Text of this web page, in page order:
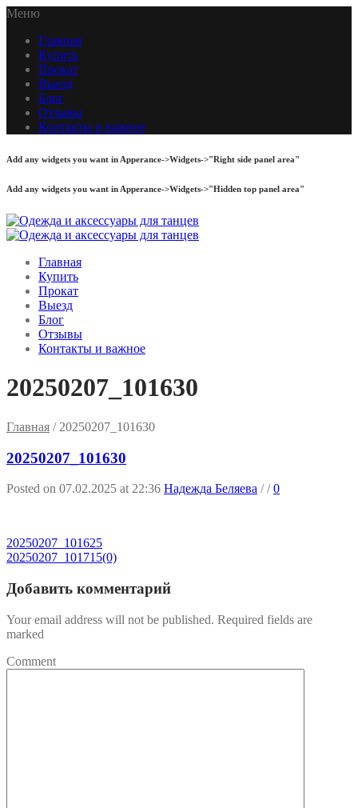
Меню
Главная
Купить
Прокат
Выезд
Блог
Отзывы
Контакты и важное
Add any widgets you want in Apperance->Widgets->"Right side panel area"
Add any widgets you want in Apperance->Widgets->"Hidden top panel area"
Главная
Купить
Прокат
Выезд
Блог
Отзывы
Контакты и важное
20250207_101630
Главная / 20250207_101630
20250207_101630
Posted on 07.02.2025 at 22:36 Надежда Беляева //0
20250207_101625
20250207_101715(0)
Добавить комментарий
Your email address will not be published. Required fields are
marked
Comment